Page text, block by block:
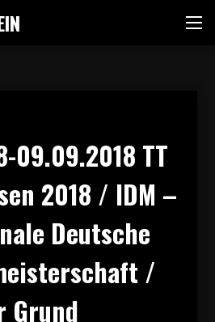
09.09.2018 TT
2018 / IDM –
Deutsche
/
Grund